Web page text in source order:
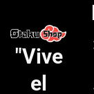
"Vive
el